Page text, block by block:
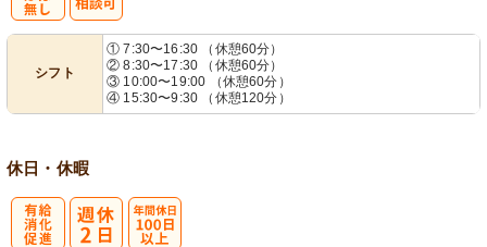
シフト
① 7:30〜16:30 （休憩60分）
② 8:30〜17:30 （休憩60分）
③ 10:00〜19:00 （休憩60分）
④ 15:30〜9:30 （休憩120分）
休日・休暇